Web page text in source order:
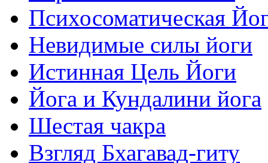
Психосоматическая
Невидимые силы йоги
Истинная Цель Йоги
Йога и Кундалини йога
Шестая чакра
Взгляд Бхагавад-гиту